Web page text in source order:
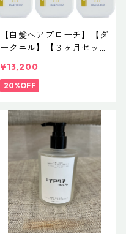
【白髪へアプローチ】【ダ
ークニル】【３ヶ月セッ
キャルプ コンセントレイ
ト(頭皮養毛料) NET 100m
¥13,200
20%OFF